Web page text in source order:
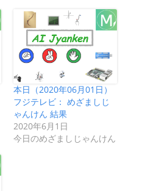
本日（2020年06月01日）
フジテレビ： めざましじ
ゃんけん 結果
2020年6月1日
今日のめざましじゃんけん